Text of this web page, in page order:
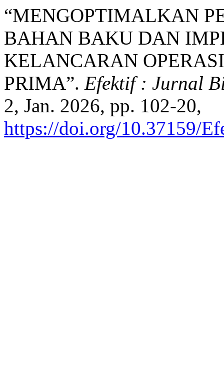
“MENGOPTIMALKAN
BAHAN BAKU DAN
KELANCARAN
PRIMA”. Efektif : Jurnal
2, Jan. 2026, pp. 102-20,
https://doi.org/10.37159/